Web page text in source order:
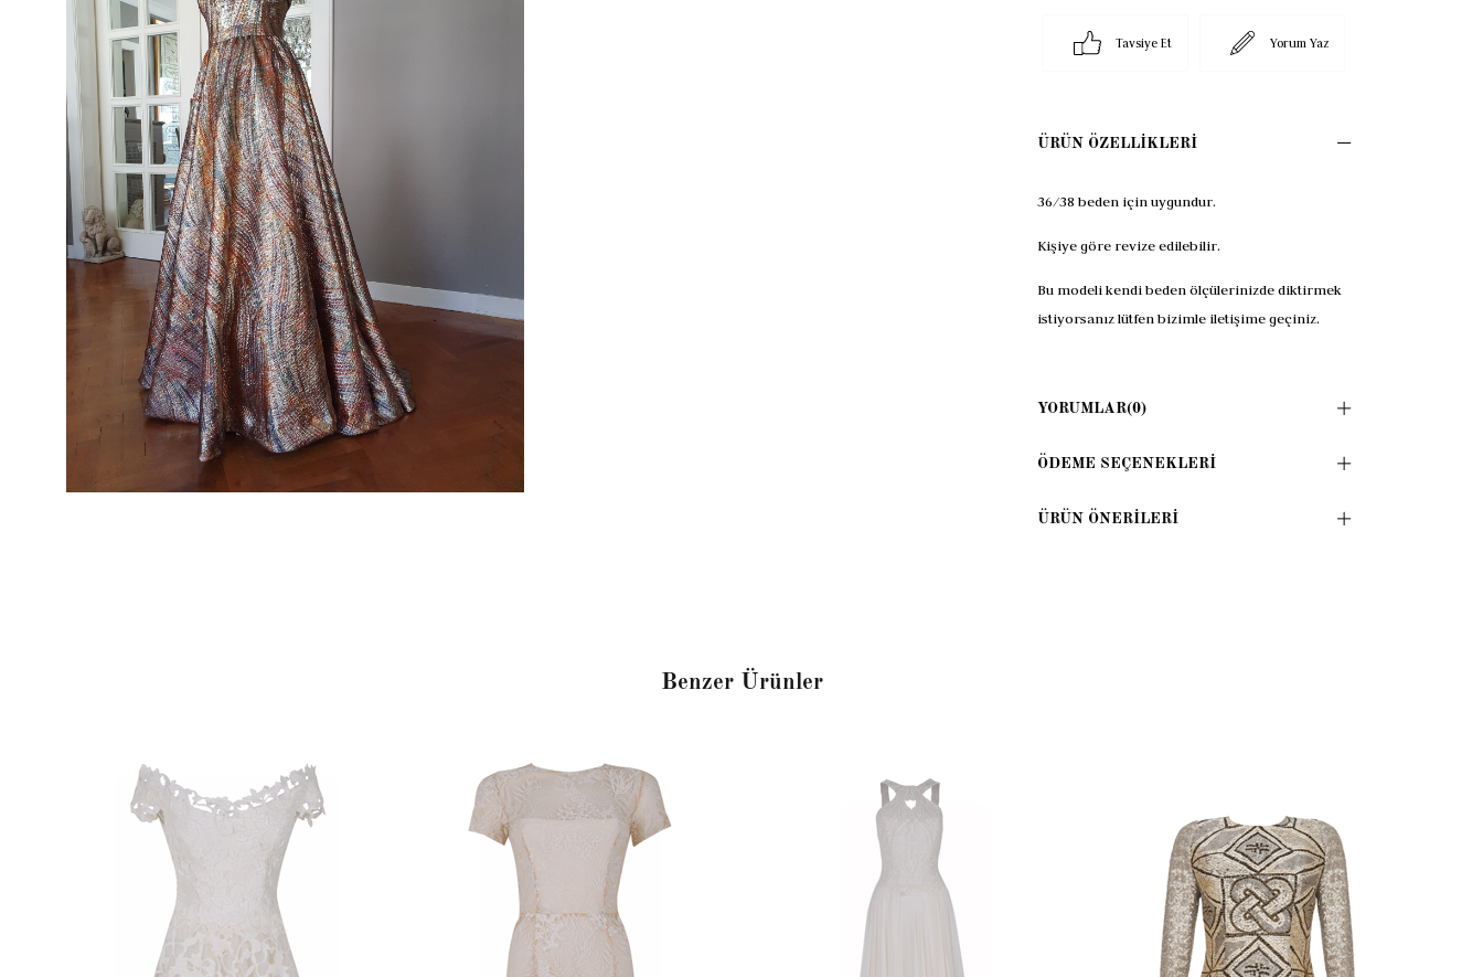
Tavsiye Et Yorum Yaz
ÜRÜN ÖZELLIKLERI
36/38 beden için uygundur.
Kişiye göre revize edilebilir.
Bu modeli kendi beden ölçülerinizde diktirmek
istiyorsanız lütfen bizimle iletişime geçiniz.
YORUMLAR(0)
ÖDEME SEÇENEKLERI
ÜRÜN ÖNERILERI
Benzer Ürünler